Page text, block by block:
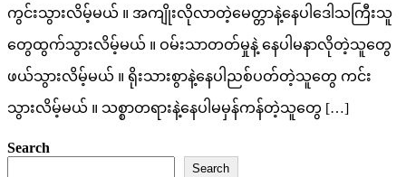
ကွင်းသွားလိမ့်မယ် ။ အကျိုးလိုလာတဲ့မေတ္တာနဲ့နေပါဒေါသကြီးသူ
တွေထွက်သွားလိမ့်မယ် ။ ဝမ်းသာတတ်မှုနဲ့ နေပါမနာလိုတဲ့သူတွေ
ဖယ်သွားလိမ့်မယ် ။ ရိုးသားစွာနဲ့နေပါညစ်ပတ်တဲ့သူတွေ ကင်း
သွားလိမ့်မယ် ။ သစ္စာတရားနဲ့နေပါမမှန်ကန်တဲ့သူတွေ […]
Search
Search